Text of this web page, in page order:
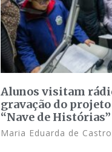
Alunos visitam
gravação do
“Nave de Histórias”
Maria Eduarda de Castro